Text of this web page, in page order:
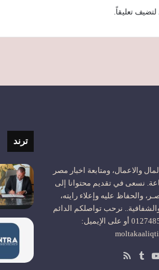
لتضيف تعليقاً.
والاعمال، ومتابعة اخبار مصر
نسعى في تقديم محتوانا إلى
والحفاظ عليه وإعلاء رايته،
والشفافية.. نرحب تواصلكم الدائم
على : 01004072130 01274851011 أو على الإيميل:
‫YouTube
ترند